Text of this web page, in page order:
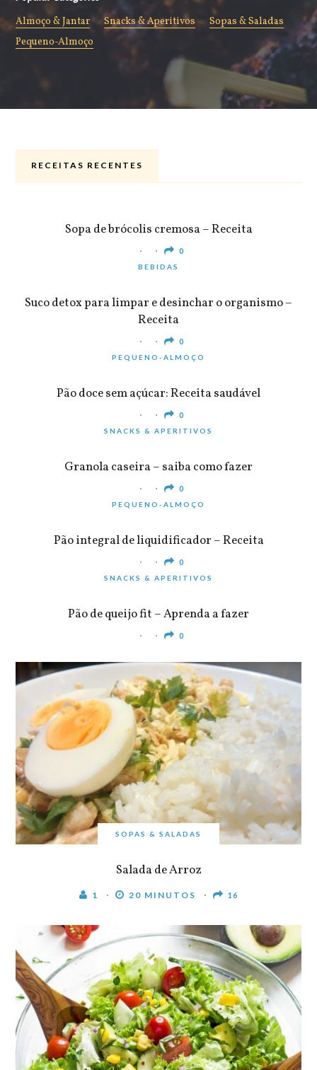
Almoço & Jantar Snacks & Aperitivos
Sopas & Saladas
Pequeno-Almoço
RECEITAS RECENTES
Sopa de brócolis cremosa – Receita
0
BEBIDAS
Suco detox para limpar e desinchar o organismo –
Receita
0
PEQUENO-ALMOÇO
Pão doce sem açúcar: Receita saudável
0
SNACKS & APERITIVOS
Granola caseira – saiba como fazer
0
PEQUENO-ALMOÇO
Pão integral de liquidificador – Receita
0
SNACKS & APERITIVOS
Pão de queijo fit – Aprenda a fazer
0
SOPAS & SALADAS
Salada de Arroz
1 20 MINUTOS 16